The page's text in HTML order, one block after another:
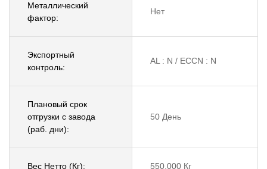
Металлический
фактор:
Нет
Экспортный
контроль:
AL : N / ECCN : N
Плановый срок
отгрузки с завода
(раб. дни):
50 День
Вес Нетто (Кг): 550,000 Кг